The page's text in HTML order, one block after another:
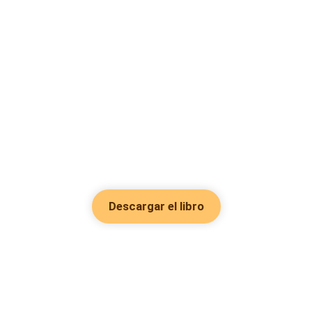
Descargar el libro